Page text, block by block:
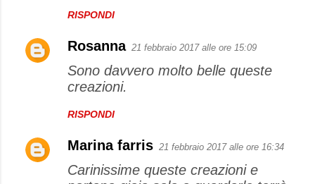
RISPONDI
Rosanna 21 febbraio 2017 alle ore 15:09
Sono davvero molto belle queste
creazioni.
RISPONDI
Marina farris 21 febbraio 2017 alle ore 16:34
Carinissime queste creazioni e